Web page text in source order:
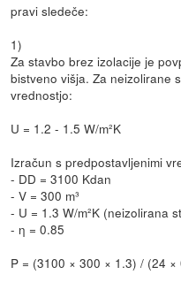
pravi sledeče:
1)
Za stavbo brez izolacije je
bistveno višja. Za neizolirane
vrednostjo:
U = 1.2 - 1.5 W/m²K
Izračun s predpostavljenimi
- DD = 3100 Kdan
- V = 300 m³
- U = 1.3 W/m²K (neizolirana
- η = 0.85
P = (3100 × 300 × 1.3) / (24